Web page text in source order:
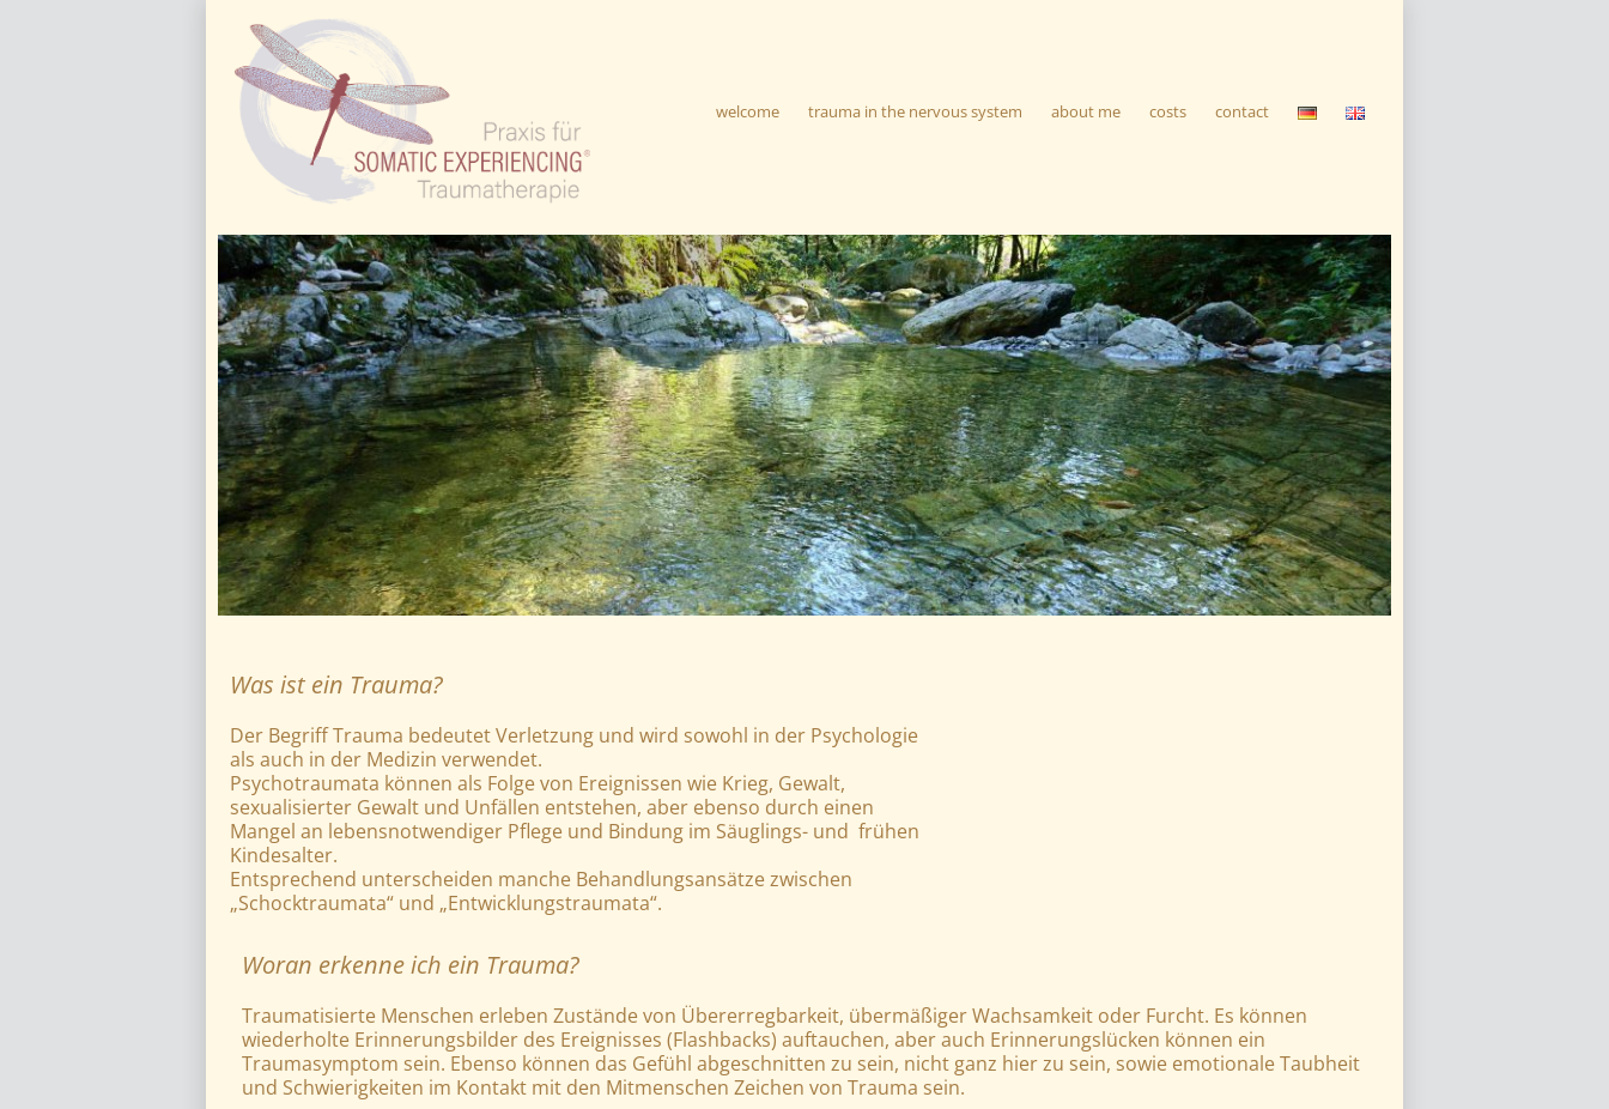
welcome trauma in the nervous system about me costs contact
Was ist ein Trauma?
Der Begriff Trauma bedeutet Verletzung und wird sowohl in der Psychologie
als auch in der Medizin verwendet.
Psychotraumata können als Folge von Ereignissen wie Krieg, Gewalt,
sexualisierter Gewalt und Unfällen entstehen, aber ebenso durch einen
Mangel an lebensnotwendiger Pflege und Bindung im Säuglings- und frühen
Kindesalter.
Entsprechend unterscheiden manche Behandlungsansätze zwischen
„Schocktraumata“ und „Entwicklungstraumata“.
Woran erkenne ich ein Trauma?
Traumatisierte Menschen erleben Zustände von Übererregbarkeit, übermäßiger Wachsamkeit oder Furcht. Es können
wiederholte Erinnerungsbilder des Ereignisses (Flashbacks) auftauchen, aber auch Erinnerungslücken können ein
Traumasymptom sein. Ebenso können das Gefühl abgeschnitten zu sein, nicht ganz hier zu sein, sowie emotionale Taubheit
und Schwierigkeiten im Kontakt mit den Mitmenschen Zeichen von Trauma sein.